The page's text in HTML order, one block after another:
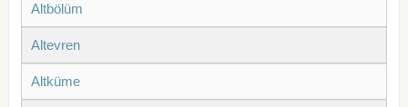
Altbölüm
Altevren
Altküme